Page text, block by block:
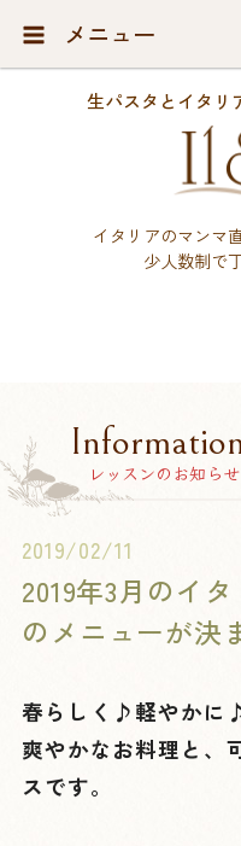
メニュー
生パスタとイタリ
イタリアのマンマ
少人数制で
レッスンのお知らせ
2019/02/11
2019年3月のイ
のメニューが決
春らしく♪軽やかに
爽やかなお料理と、
スです。